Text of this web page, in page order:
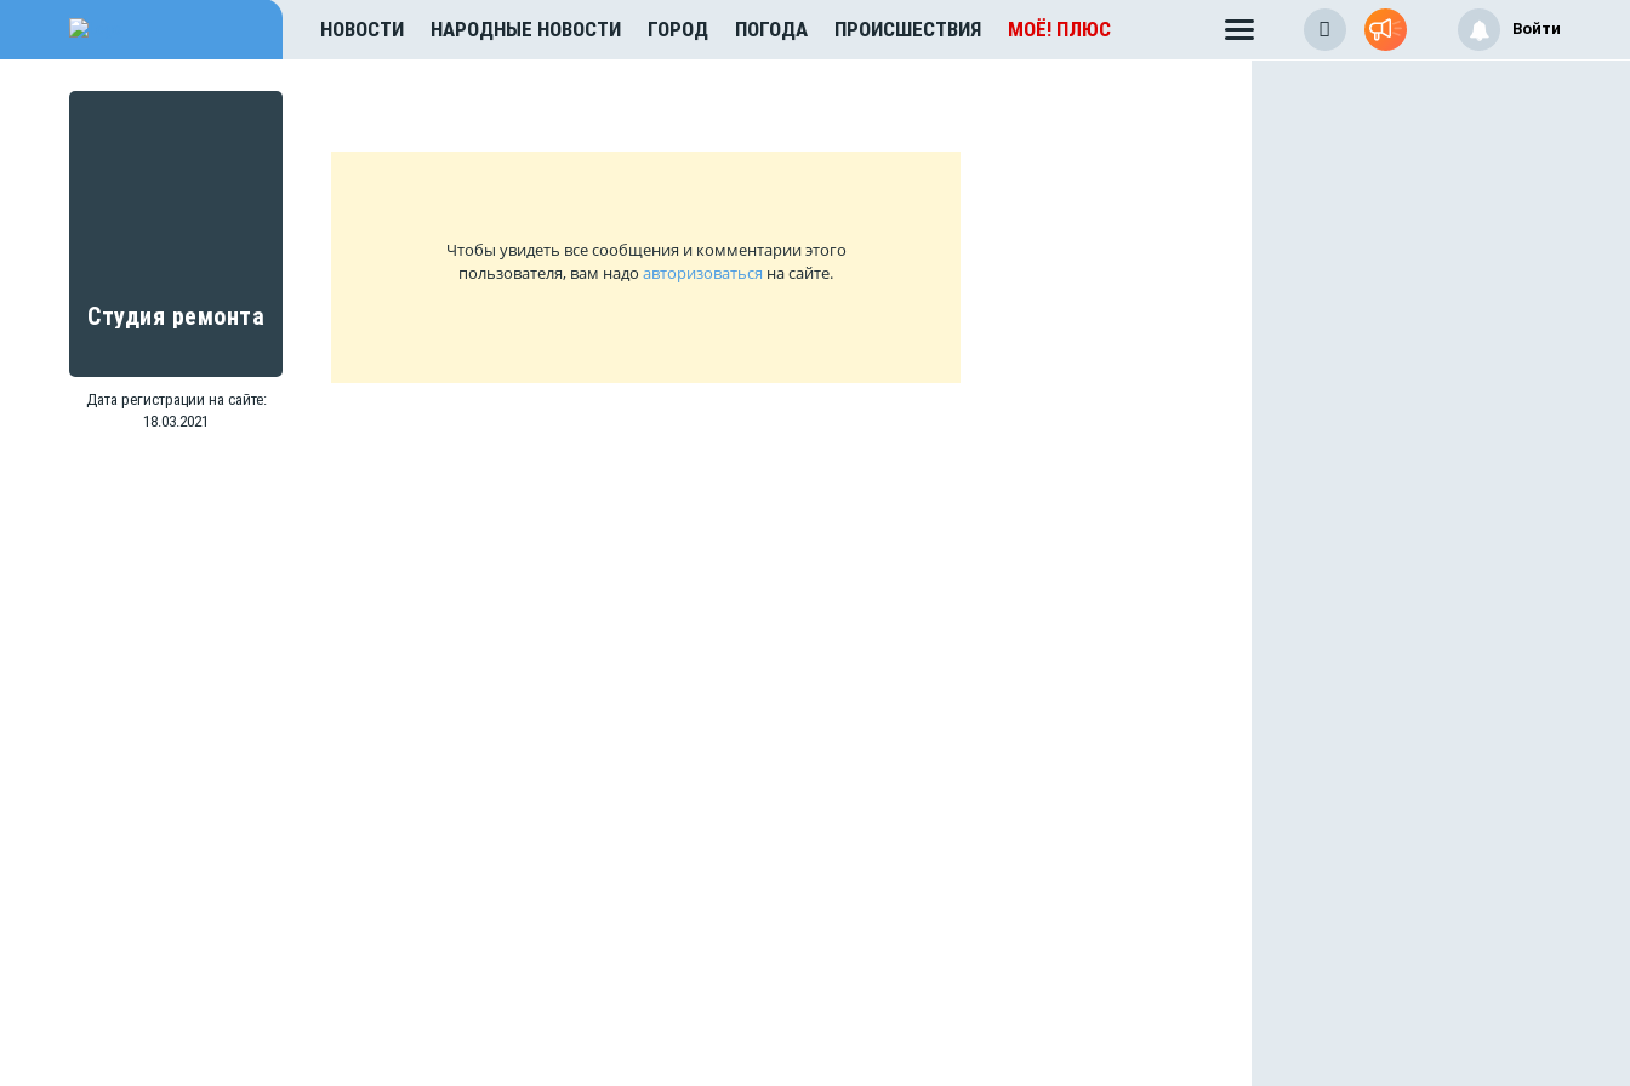
НОВОСТИ НАРОДНЫЕ НОВОСТИ ГОРОД ПОГОДА ПРОИСШЕСТВИЯ МОЁ! ПЛЮС Войти
Студия ремонта
Дата регистрации на сайте:
18.03.2021
Чтобы увидеть все сообщения и комментарии этого
пользователя, вам надо авторизоваться на сайте.